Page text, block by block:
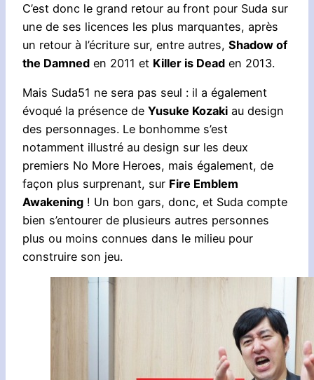
C’est donc le grand retour au front pour Suda sur
une de ses licences les plus marquantes, après
un retour à l’écriture sur, entre autres, Shadow of
the Damned en 2011 et Killer is Dead en 2013.
Mais Suda51 ne sera pas seul : il a également
évoqué la présence de Yusuke Kozaki au design
des personnages. Le bonhomme s’est
notamment illustré au design sur les deux
premiers No More Heroes, mais également, de
façon plus surprenant, sur Fire Emblem
Awakening ! Un bon gars, donc, et Suda compte
bien s’entourer de plusieurs autres personnes
plus ou moins connues dans le milieu pour
construire son jeu.